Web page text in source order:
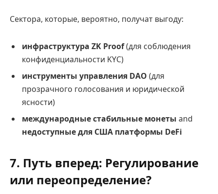
Сектора, которые, вероятно, получат выгоду:
инфраструктура ZK Proof(для соблюдения
конфиденциальности KYC)
инструменты управления DAO (для
прозрачного голосования и юридической
ясности)
международные стабильные монеты and
недоступные для США платформы DeFi
7. Путь вперед: Регулирование
или переопределение?